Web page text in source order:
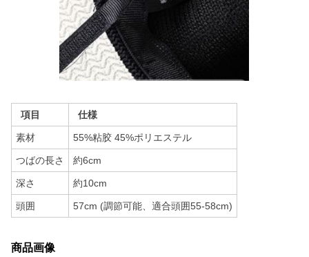
項目 仕様
素材 55%粘胶 45%ポリエステル
つばの長さ 約6cm
深さ 約10cm
頭囲 57cm (調節可能、適合頭囲55-58cm)
商品画像